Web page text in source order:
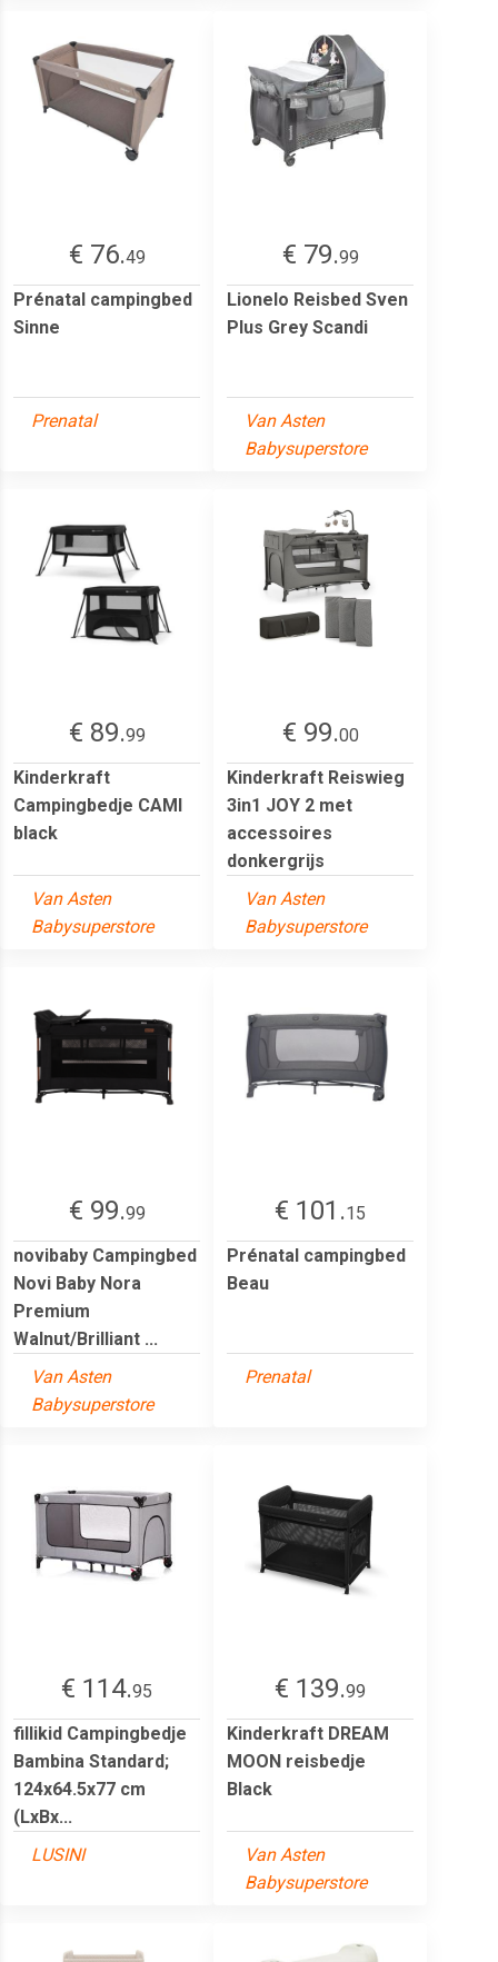
€ 76.49
Prénatal campingbed
Sinne
Prenatal
€ 79.99
Lionelo Reisbed Sven
Plus Grey Scandi
Van Asten
Babysuperstore
€ 89.99
Kinderkraft
Campingbedje CAMI
black
Van Asten
Babysuperstore
€ 99.00
Kinderkraft Reiswieg
3in1 JOY 2 met
accessoires
donkergrijs
Van Asten
Babysuperstore
€ 99.99
novibaby Campingbed
Novi Baby Nora
Premium
Walnut/Brilliant ...
Van Asten
Babysuperstore
€ 101.15
Prénatal campingbed
Beau
Prenatal
€ 114.95
fillikid Campingbedje
Bambina Standard;
124x64.5x77 cm
(LxBx...
LUSINI
€ 139.99
Kinderkraft DREAM
MOON reisbedje
Black
Van Asten
Babysuperstore